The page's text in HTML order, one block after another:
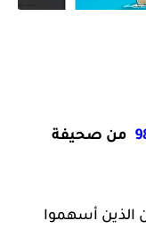
من صحيفة
الذين أسهموا